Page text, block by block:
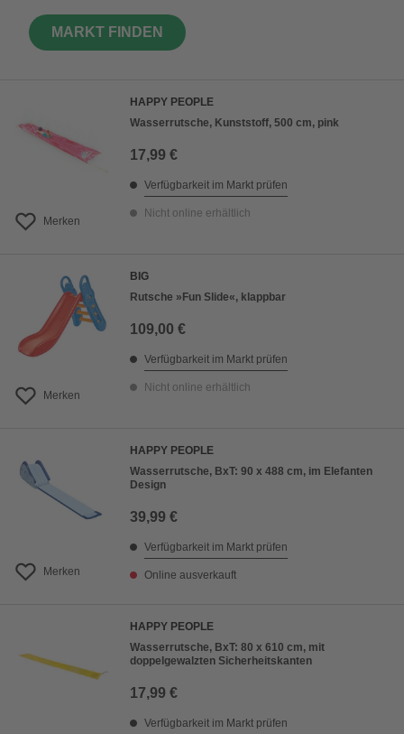
MARKT FINDEN
Merken
HAPPY PEOPLE
Wasserrutsche, Kunststoff, 500 cm, pink
17,99 €
Verfügbarkeit im Markt prüfen
Nicht online erhältlich
Merken
BIG
Rutsche »Fun Slide«, klappbar
109,00 €
Verfügbarkeit im Markt prüfen
Nicht online erhältlich
Merken
HAPPY PEOPLE
Wasserrutsche, BxT: 90 x 488 cm, im Elefanten
Design
39,99 €
Verfügbarkeit im Markt prüfen
Online ausverkauft
HAPPY PEOPLE
Wasserrutsche, BxT: 80 x 610 cm, mit
doppelgewalzten Sicherheitskanten
17,99 €
Verfügbarkeit im Markt prüfen